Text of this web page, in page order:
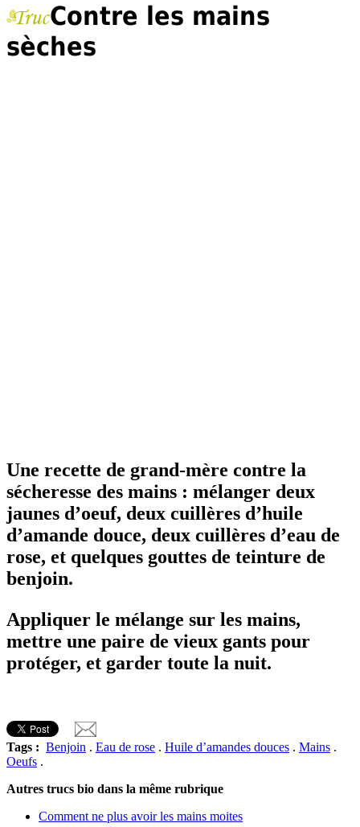
Contre les mains
sèches
Une recette de grand-mère contre la
sécheresse des mains : mélanger deux
jaunes d’oeuf, deux cuillères d’huile
d’amande douce, deux cuillères d’eau de
rose, et quelques gouttes de teinture de
benjoin.
Appliquer le mélange sur les mains,
mettre une paire de vieux gants pour
protéger, et garder toute la nuit.
Tags : Benjoin . Eau de rose . Huile d’amandes douces . Mains .
Oeufs .
Autres trucs bio dans la même rubrique
Comment ne plus avoir les mains moites